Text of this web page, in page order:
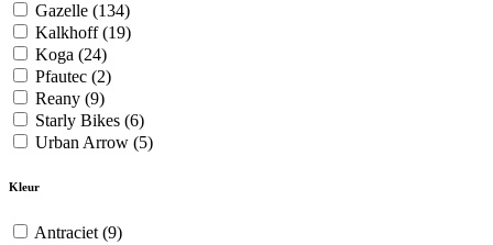
Gazelle (134)
Kalkhoff(19)
Koga (24)
Pfautec (2)
Reany (9)
Starly Bikes (6)
Urban Arrow (5)
Kleur
Antraciet (9)